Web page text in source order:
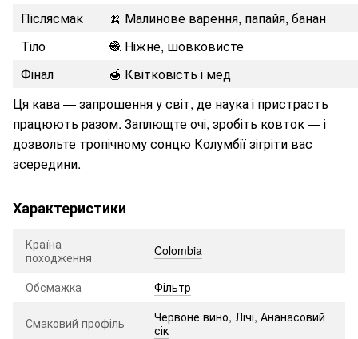
Післясмак
🍌 Малинове варення, папайя, банан
Тіло
🧶 Ніжне, шовковисте
Фінал
🍯 Квітковість і мед
Ця кава — запрошення у світ, де наука і пристрасть
працюють разом. Заплющте очі, зробіть ковток — і
дозвольте тропічному сонцю Колумбії зігріти вас
зсередини.
Характеристики
Країна
походження
Colombia
Обсмажка Фільтр
Смаковий профіль Червоне вино, Лічі, Ананасовий
сік